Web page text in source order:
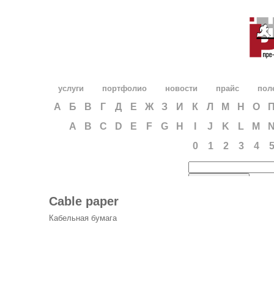
услуги портфолио новости прайс
А Б В Г Д Е Ж З И К Л М Н О
A
B C D E F G H J K L M
0
1 2 3 4 5
Cable paper
Кабельная бумага